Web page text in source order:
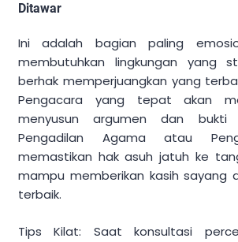
Ditawar
Ini adalah bagian paling
membutuhkan lingkungan yang
berhak memperjuangkan yang
Pengacara yang tepat akan
menyusun argumen dan
Pengadilan Agama atau
memastikan hak asuh jatuh ke
mampu memberikan kasih sayang
terbaik.
Tips Kilat: Saat konsultasi